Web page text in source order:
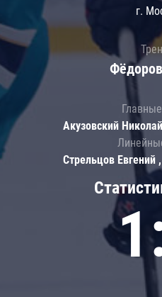
г.
Акузовский
Стрельцов Евгений